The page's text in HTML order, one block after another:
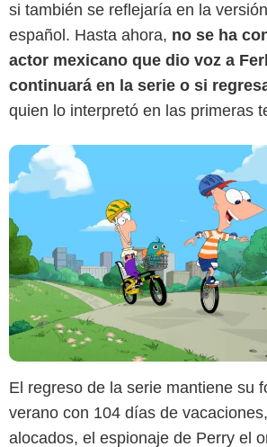
si también se reflejaría en la
español. Hasta ahora, no se ha
actor mexicano que dio voz a
continuará en la serie o si
quien lo interpretó en las primeras
El regreso de la serie mantiene su
verano con 104 días de
alocados, el espionaje de Perry el